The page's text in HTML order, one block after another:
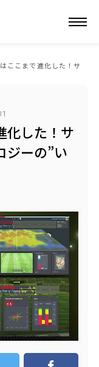
ここまで進化した！サ
化した！サ
ジーの”い